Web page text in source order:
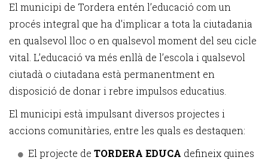
El municipi de Tordera entén l’educació com un
procés integral que ha d’implicar a tota la ciutadania
en qualsevol lloc o en qualsevol moment del seu cicle
vital. L’educació va més enllà de l’escola i qualsevol
ciutadà o ciutadana està permanentment en
disposició de donar i rebre impulsos educatius.
El municipi està impulsant diversos projectes i
accions comunitàries, entre les quals es destaquen:
El projecte de TORDERA EDUCA defineix quines